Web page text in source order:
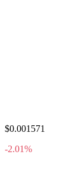
$0.001571
-2.01%